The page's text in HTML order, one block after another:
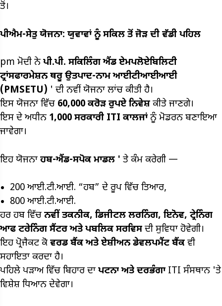
ਤੋਂ।
ਪੀਐਮ-ਸੇਤੁ ਯੋਜਨਾ: ਯੁਵਾਵਾਂ ਨੂੰ ਸਕਿਲ ਤੋਂ ਜੋੜ ਦੀ ਵੱਡੀ ਪਹਿਲ
pm ਮੋਦੀ ਨੇ ਪੀ.ਪੀ. ਸਕਿਲਿੰਗ ਐਂਡ ਏਮਪਲੋਏਬਿਲਿਟੀ
ਟ੍ਰਾਂਸਫਾਰਮੇਸ਼ਨ ਥਰੂ ਉਤਪਾਦ-ਨਾਮ ਆਈਟੀਆਈਆਈ
(PMSETU) ' ਦੀ ਨਵੀਂ ਯੋਜਨਾ ਲਾਂਚ ਕੀਤੀ ਹੈ।
ਇਸ ਯੋਜਨਾ ਵਿੱਚ 60,000 ਕਰੋੜ ਰੁਪਏ ਨਿਵੇਸ਼ ਕੀਤੇ ਜਾਣਗੇ।
ਇਸ ਦੇ ਅਧੀਨ 1,000 ਸਰਕਾਰੀ ITI ਕਾਲਜਾਂ ਨੂੰ ਮੋਡਰਨ ਬਣਾਇਆ
ਜਾਵੇਗਾ।
ਇਹ ਯੋਜਨਾ ਹਬ-ਐਂਡ-ਸਪੋਕ ਮਾਡਲ ' ਤੇ ਕੰਮ ਕਰੇਗੀ —
200 ਆਈ.ਟੀ.ਆਈ. “ਹਬ” ਦੇ ਰੂਪ ਵਿੱਚ ਤਿਆਰ,
800 ਆਈ.ਟੀ.ਆਈ.
ਹਰ ਹਬ ਵਿੱਚ ਨਵੀਂ ਤਕਨੀਕ, ਡਿਜੀਟਲ ਲਰਨਿੰਗ, ਇਨੋਵ, ਟ੍ਰੇਨਿੰਗ
ਆਫ ਟਰੇਨਿੰਗ ਸੈਂਟਰ ਅਤੇ ਪਬਲਿਕ ਸਰਵਿਸ ਦੀ ਸੁਵਿਧਾ ਹੋਵੇਗੀ।
ਇਹ ਪ੍ਰੋਜੈਕਟ ਕੋ ਵਰਡ ਬੈਂਕ ਅਤੇ ਏਸ਼ੀਅਨ ਡੇਵਲਪਮੈਂਟ ਬੈਂਕ ਵੀ
ਸਹਾਇਤਾ ਕਰਦਾ ਹੈ।
ਪਹਿਲੇ ਪੜਾਅ ਵਿੱਚ ਬਿਹਾਰ ਦਾ ਪਟਨਾ ਅਤੇ ਦਰਭੰਗਾ ITI ਸੰਸਥਾਨ 'ਤੇ
ਵਿਸ਼ੇਸ਼ ਧਿਆਨ ਦੇਵੇਗਾ।